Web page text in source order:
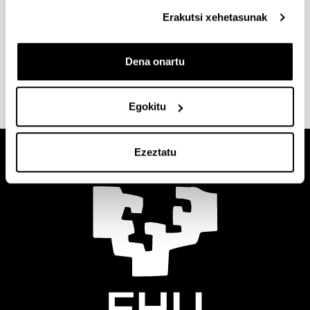
Erakutsi xehetasunak
Dena onartu
Egokitu
Ezeztatu
zure zentroko webgunean.